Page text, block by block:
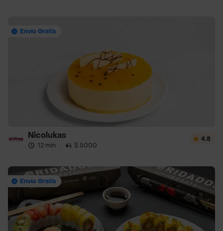
Envío Gratis
Nicolukas
12 min · $ 5000
4.8
Envío Gratis